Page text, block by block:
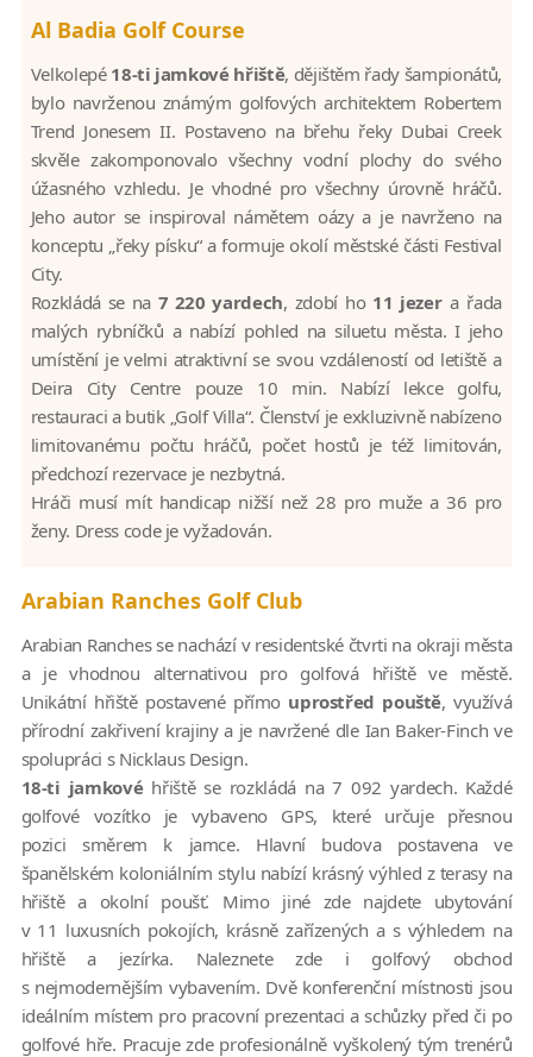
Al Badia Golf Course
Velkolepé 18-ti jamkové hřiště, dějištěm řady šampionátů,
bylo navrženou známým golfových architektem Robertem
Trend Jonesem II. Postaveno na břehu řeky Dubai Creek
skvěle zakomponovalo všechny vodní plochy do svého
úžasného vzhledu. Je vhodné pro všechny úrovně hráčů.
Jeho autor se inspiroval námětem oázy a je navrženo na
konceptu „řeky písku“ a formuje okolí městské části Festival
City.
Rozkládá se na 7 220 yardech, zdobí ho 11 jezera řada
malých rybníčků a nabízí pohled na siluetu města. I jeho
umístění je velmi atraktivní se svou vzdáleností od letiště a
Deira City Centre pouze 10 min. Nabízí lekce golfu,
restauraci a butik „Golf Villa“. Členství je exkluzivně nabízeno
limitovanému počtu hráčů, počet hostů je též limitován,
předchozí rezervace je nezbytná.
Hráči musí mít handicap nižší než 28 pro muže a 36 pro
ženy. Dress code je vyžadován.
Arabian Ranches Golf Club
Arabian Ranches se nachází v residentské čtvrti na okraji města
a je vhodnou alternativou pro golfová hřiště ve městě.
Unikátní hřiště postavené přímo uprostřed pouště, využívá
přírodní zakřivení krajiny a je navržené dle Ian Baker-Finch ve
spolupráci s Nicklaus Design.
18-ti jamkovéhřiště se rozkládá na 7 092 yardech. Každé
golfové vozítko je vybaveno GPS, které určuje přesnou
pozici směrem k jamce. Hlavní budova postavena ve
španělském koloniálním stylu nabízí krásný výhled z terasy na
hřiště a okolní poušť. Mimo jiné zde najdete ubytování
v 11 luxusních pokojích, krásně zařízených a s výhledem na
hřiště a jezírka. Naleznete zde i golfový obchod
s nejmodernějším vybavením. Dvě konferenční místnosti jsou
ideálním místem pro pracovní prezentaci a schůzky před či po
golfové hře. Pracuje zde profesionálně vyškolený tým trenérů